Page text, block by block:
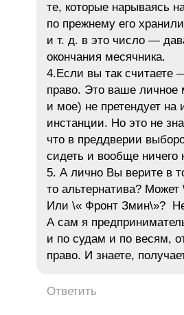
те, которые нарываясь
по прежнему его
и т. д. в это число —
окончания месячника.
4.Если вы так считаете
право. Это ваше личное
и мое) не претендует на
инстанции. Но это не
что в преддверии
сидеть и вообще ничего
5. А лично Вы верите в
то альтернатива?
Или \« Фронт Змин\»?
А сам я
и по судам и по весям,
право. И знаете,
Ответить